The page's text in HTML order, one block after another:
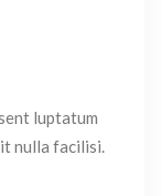
luptatum
nulla facilisi.